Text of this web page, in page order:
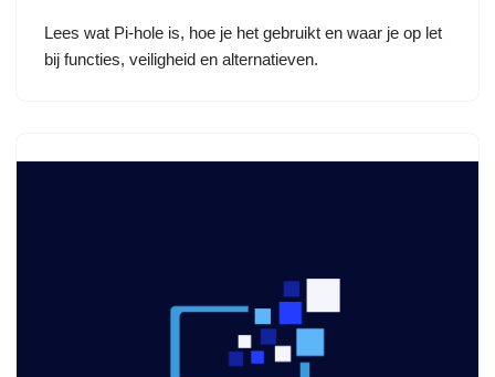
Lees wat Pi-hole is, hoe je het gebruikt en waar je op let
bij functies, veiligheid en alternatieven.